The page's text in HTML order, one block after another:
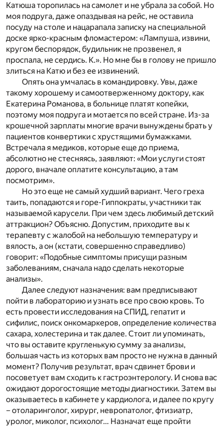
Катюша торопилась на самолет и не убрала за собой. Но
моя подруга, даже опаздывая на рейс, не оставила
посуду на столе и нацарапала записку на специальной
доске ярко-красным фломастером: «Лампуша, извини,
кругом беспорядок, будильник не прозвенел, я
проспала, не сердись. К.». Но мне бы в голову не пришло
злиться на Катю и без ее извинений.
Опять она умчалась в командировку. Увы, даже
такому хорошему и самоотверженному доктору, как
Екатерина Романова, в больнице платят копейки,
поэтому моя подруга и мотается по всей стране. Из-за
крошечной зарплаты многие врачи вынуждены брать у
пациентов конвертики с хрустящими бумажками.
Встречала я медиков, которые еще до приема,
абсолютно не стесняясь, заявляют: «Мои услуги стоят
дорого, вначале оплатите консультацию, а там
посмотрим».
Но это еще не самый худший вариант. Чего греха
таить, попадаются и горе-Гиппократы, участники так
называемой карусели. При чем здесь любимый детский
аттракцион? Объясню. Допустим, приходите вы к
терапевту с жалобой на небольшую температуру и
вялость, а он (кстати, совершенно справедливо)
говорит: «Подобные симптомы присущи разным
заболеваниям, сначала надо сделать некоторые
анализы».
Далее следуют назначения: вам предписывают
пойти в лабораторию и узнать все про свою кровь. То
есть провести исследования на СПИД, гепатит и
сифилис, поиск онкомаркеров, определение количества
сахара, холестерина и так далее. Стоит ли упоминать,
что вы оставите кругленькую сумму за анализы,
большая часть из которых вам просто не нужна в данный
момент? Получив результат, врач сдвинет брови и
посоветует вам сходить к гастроэнтерологу. И снова вас
ожидают дорогостоящие методы диагностики. Затем вы
оказываетесь в кабинете у кардиолога, и далее по кругу
– отоларинголог, хирург, невропатолог, фтизиатр,
уролог, миколог, психолог… Назначат еще пройти